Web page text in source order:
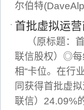
尔伯特
首批虚拟运
（原标题：
联信股权）◎每
相“卡位。在行
同获得首批虚
联信）24.09%